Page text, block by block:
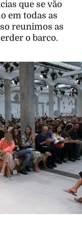
que se vão
em todas as
reunimos as
o barco.